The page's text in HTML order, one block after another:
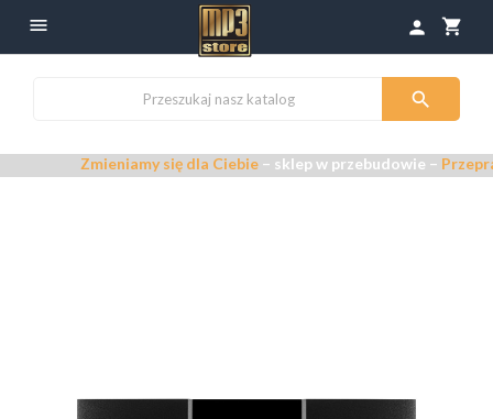
 shopping_cart
person

Zmieniamy się dla Ciebie– sklep w przebudowie –Przepraszamy